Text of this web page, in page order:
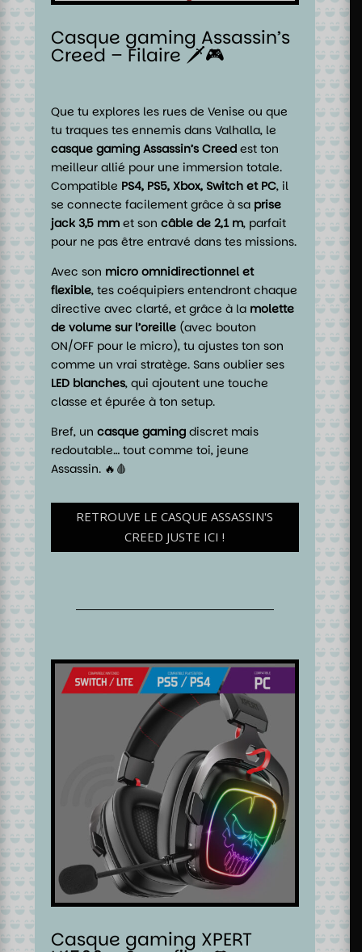
Casque gaming Assassin’s
Creed – Filaire 🗡️🎮
Que tu explores les rues de Venise ou que
tu traques tes ennemis dans Valhalla, le
casque gaming Assassin’s Creed est ton
meilleur allié pour une immersion totale.
Compatible PS4, PS5, Xbox, Switch et PC, il
se connecte facilement grâce à sa prise
jack 3,5 mm et soncâble de 2,1 m, parfait
pour ne pas être entravé dans tes missions.
Avec son micro omnidirectionnel et
flexible, tes coéquipiers entendront chaque
directive avec clarté, et grâce à la molette
de volume sur l’oreille (avec bouton
ON/OFF pour le micro), tu ajustes ton son
comme un vrai stratège. Sans oublier ses
LED blanches, qui ajoutent une touche
classe et épurée à ton setup.
Bref, uncasque gaming discret mais
redoutable… tout comme toi, jeune
Assassin. 🔥🩸
RETROUVE LE CASQUE ASSASSIN'S
CREED JUSTE ICI !
Casque gaming XPERT